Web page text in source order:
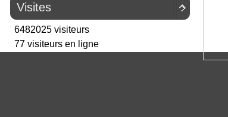

Visites
6482025 visiteurs
77 visiteurs en ligne